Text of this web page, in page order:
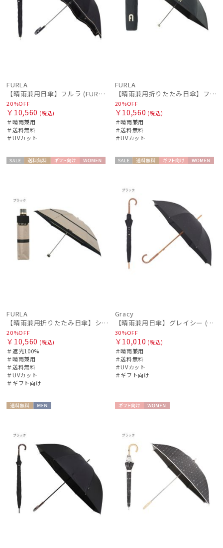
FURLA
【晴雨兼用日傘】フルラ (FURLA) ジッパー刺繍
20%OFF
￥10,560 (税込)
＃晴雨兼用
＃送料無料
＃UVカット
FURLA
【晴雨兼用折りたたみ日傘】フルラ (FURLA) アーチロゴ フワクール
20%OFF
￥10,560 (税込)
＃晴雨兼用
＃送料無料
＃UVカット
FURLA
【晴雨兼用折りたたみ日傘】シャンブレー切り継ぎグログラン 遮光100％ UV100％ 晴雨兼用
20%OFF
￥10,560 (税込)
＃遮光100%
＃晴雨兼用
＃送料無料
＃UVカット
＃ギフト向け
Gracy
【晴雨兼用日傘】グレイシー (Gracy) Studs 一級遮光99.99% 遮熱 UV99％
30%OFF
￥10,010 (税込)
＃晴雨兼用
＃送料無料
＃UVカット
＃ギフト向け